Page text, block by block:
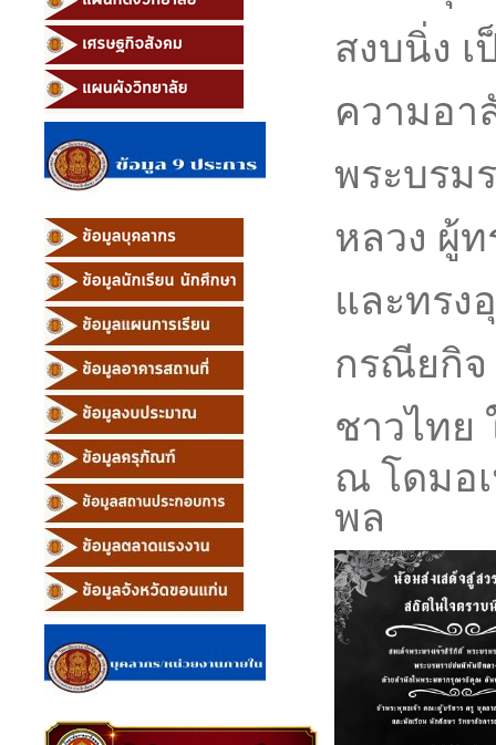
สงบนิ่ง เ
ความอา
พระบรม
หลวง ผู้
และทรง
กรณียกิจ
ชาวไทย
ณ โดมอ
พล